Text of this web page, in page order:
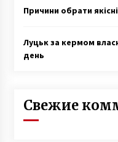
Причини обрати
Луцьк за кермом
день
Свежие